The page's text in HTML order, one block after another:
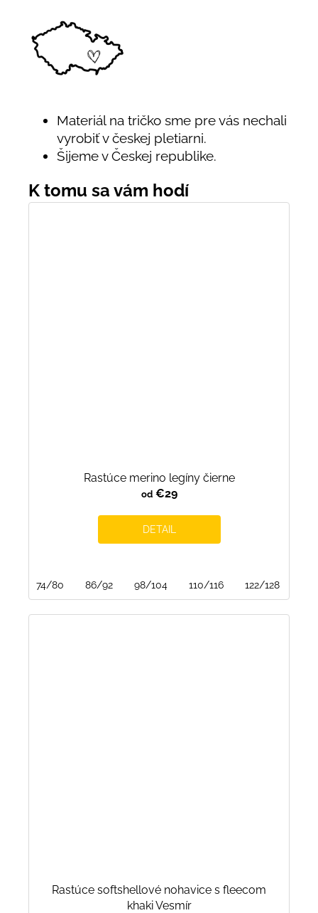
Materiál na tričko sme pre vás nechali
vyrobiť v českej pletiarni.
Šijeme v Českej republike.
Rastúce merino legíny čierne
od€29
DETAIL
74/80 86/92 98/104 110/116 122/128
Rastúce softshellové nohavice s fleecom
khaki Vesmír